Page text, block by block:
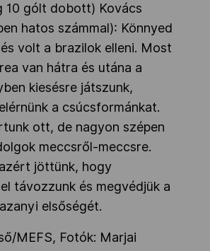
10 gólt dobott) Kovács
hatos számmal): Könnyed
volt a brazilok elleni. Most
van hátra és utána a
kiesésre játszunk,
a csúcsformánkat.
ott, de nagyon szépen
meccsről-meccsre.
jöttünk, hogy
távozzunk és megvédjük a
elsőségét.
MEFS, Fotók: Marjai